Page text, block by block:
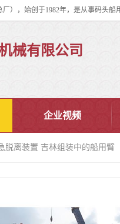
械有限公司
企业视频
脱离装置 吉林组装中的船用臂